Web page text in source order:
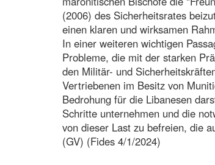
(2006) des Sicherheitsrates
einen klaren und wirksamen
In einer weiteren wichtigen
Probleme, die mit der starken
den Militär- und
Vertriebenen im Besitz von
Bedrohung für die Libanesen
Schritte unternehmen und die
von dieser Last zu befreien, die
(GV) (Fides 4/1/2024)